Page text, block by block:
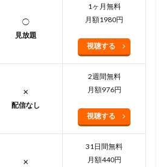
◯
見放題
1ヶ月無料
月額1980円
視聴する
✕
配信なし
2週間無料
月額976円
視聴する
✕
31日間無料
月額440円